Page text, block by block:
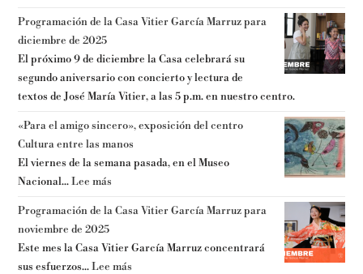
Programación de la Casa Vitier García Marruz para
diciembre de 2025
El próximo 9 de diciembre la Casa celebrará su
segundo aniversario con concierto y lectura de
textos de José María Vitier, a las 5 p.m. en nuestro centro.
«Para el amigo sincero», exposición del centro
Cultura entre las manos
El viernes de la semana pasada, en el Museo
Nacional...Lee más
Programación de la Casa Vitier García Marruz para
noviembre de 2025
Este mes la Casa Vitier García Marruz concentrará
sus esfuerzos...Lee más